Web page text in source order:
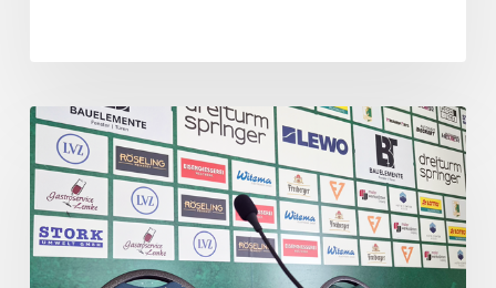
Pressegespräch
RSV
Eintracht
1949
–
Chemie